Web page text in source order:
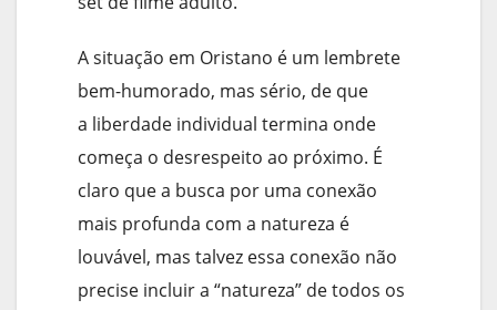
A situação em Oristano é um lembrete
bem-humorado, mas sério, de que
a liberdade individual termina onde
começa o desrespeito ao próximo. É
claro que a busca por uma conexão
mais profunda com a natureza é
louvável, mas talvez essa conexão não
precise incluir a “natureza” de todos os